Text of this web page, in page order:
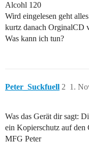
Alcohl 120
Wird eingelesen geht
kurtz danach OrginalCD
Was kann ich tun?
Peter_Suckfuell 1.
2
Was das Gerät dir sagt:
ein Kopierschutz auf
MFG Peter